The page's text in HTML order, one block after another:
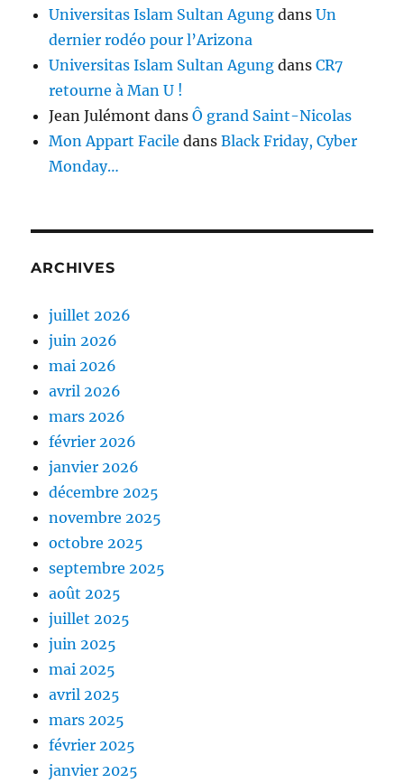
Universitas Islam Sultan Agung dansUn
dernier rodéo pour l’Arizona
Universitas Islam Sultan Agung dansCR7
retourne à Man U !
Jean Julémont dansÔ grand Saint-Nicolas
Mon Appart Facile dansBlack Friday, Cyber
Monday…
ARCHIVES
juillet 2026
juin 2026
mai 2026
avril 2026
mars 2026
février 2026
janvier 2026
décembre 2025
novembre 2025
octobre 2025
septembre 2025
août 2025
juillet 2025
juin 2025
mai 2025
avril 2025
mars 2025
février 2025
janvier 2025